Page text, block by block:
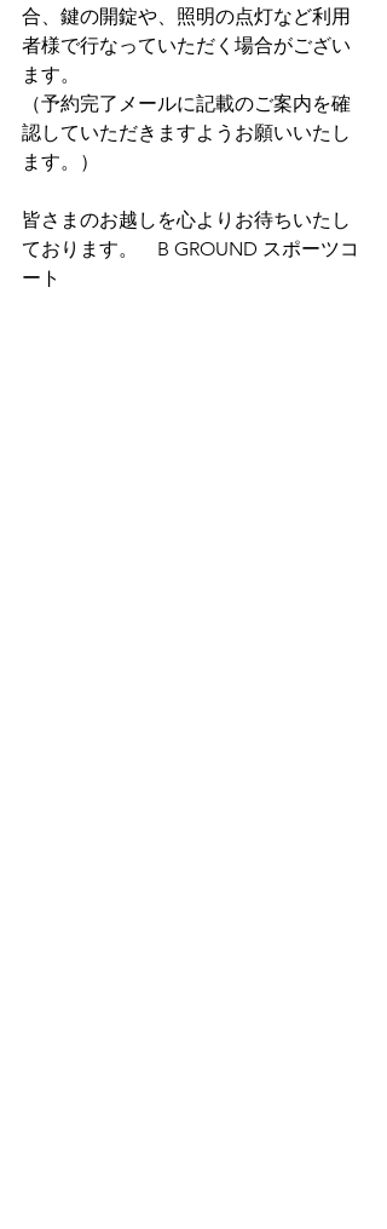
合、鍵の開錠や、照明の点灯など利用
者様で行なっていただく場合がござい
ます。
（予約完了メールに記載のご案内を確
認していただきますようお願いいたし
ます。）
皆さまのお越しを心よりお待ちいたし
ております。　B GROUND スポーツコ
ート